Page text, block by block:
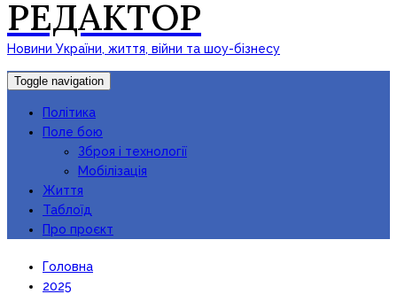
РЕДАКТОР
Новини України, життя, війни та шоу-бізнесу
Toggle navigation
Політика
Поле бою
Зброя і технології
Мобілізація
Життя
Таблоїд
Про проєкт
Головна
2025